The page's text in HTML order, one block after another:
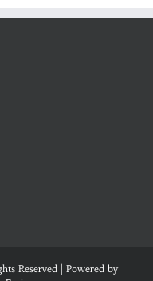
Reserved | Powered by